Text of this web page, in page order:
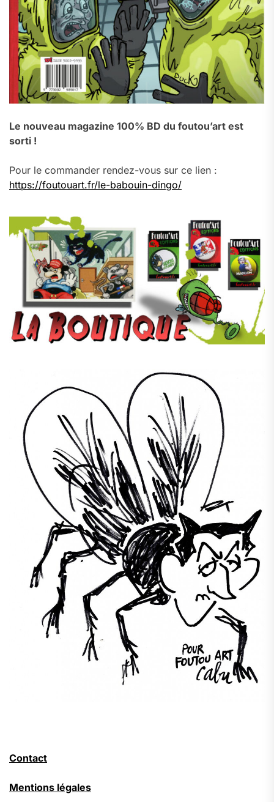
Le nouveau magazine 100% BD du foutou’art est
sorti !
Pour le commander rendez-vous sur ce lien :
https://foutouart.fr/le-babouin-dingo/
Contact
Mentions légales